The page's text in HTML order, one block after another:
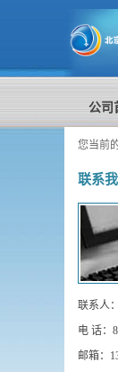
公司
您当前
联系我
联系人
电 话：
邮箱：